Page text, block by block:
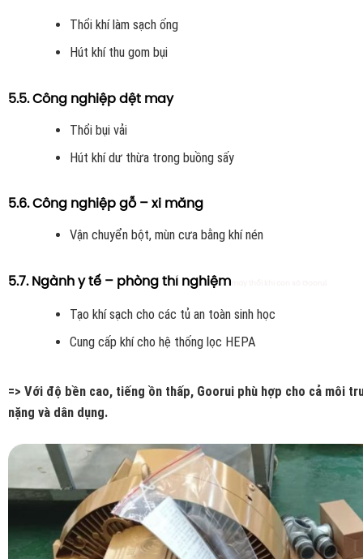
Thổi khí làm sạch ống
Hút khí thu gom bụi
5.5. Công nghiệp dệt may
Thổi bụi vải
Hút khí dư thừa trong buồng sấy
5.6. Công nghiệp gỗ – xi măng
Vận chuyển bột, mùn cưa bằng khí nén
5.7. Ngành y tế – phòng thí nghiệm
Tạo khí sạch cho các tủ an toàn sinh học
Cung cấp khí cho hệ thống lọc HEPA
=> Với độ bền cao, tiếng ồn thấp, Goorui phù hợp cho cả môi
nặng và dân dụng.